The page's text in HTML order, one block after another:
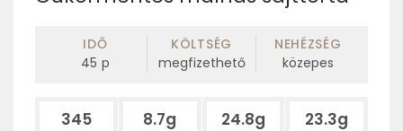
IDŐ
45 p
KÖLTSÉG
megfizethető
NEHÉZSÉG
közepes
345 8.7g 24.8g 23.3g